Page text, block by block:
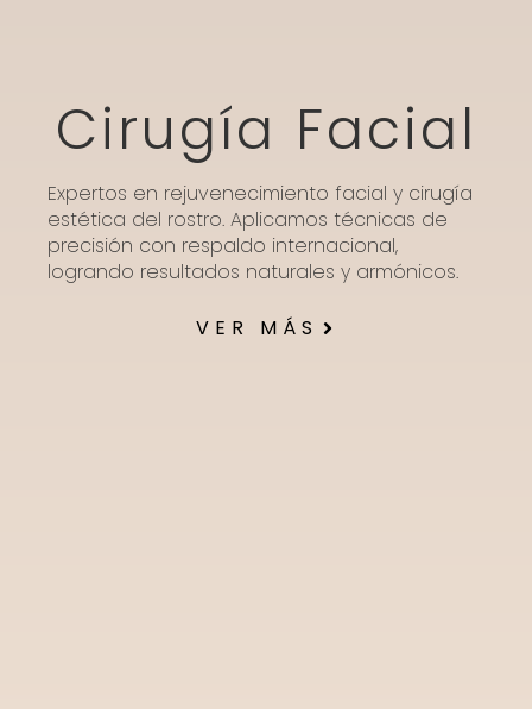
Cirugía Facial
Expertos en rejuvenecimiento facial y cirugía
estética del rostro. Aplicamos técnicas de
precisión con respaldo internacional,
logrando resultados naturales y armónicos.
VER MÁS